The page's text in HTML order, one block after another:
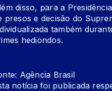
disso, para a
presos e decisão do
também
hediondos.
Agência Brasil
notícia foi publicada